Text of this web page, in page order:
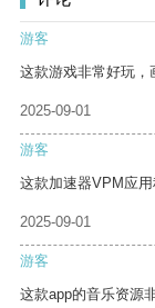
游客
这款游戏非常好玩，
2025-09-01
游客
这款加速器VPM应
2025-09-01
游客
这款app的音乐资源